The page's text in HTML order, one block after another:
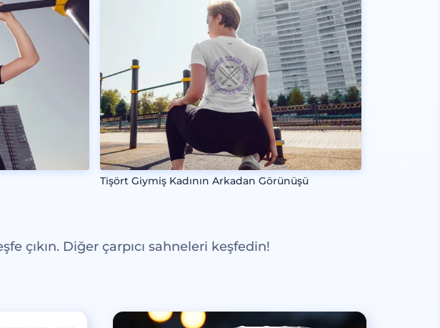
Tişört Giymiş Kadının Arkadan Görünüşü
çıkın. Diğer çarpıcı sahneleri keşfedin!